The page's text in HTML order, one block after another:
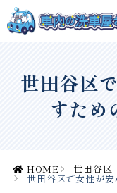
世田谷区
すため
HOME 世田谷区
世田谷区で女性が